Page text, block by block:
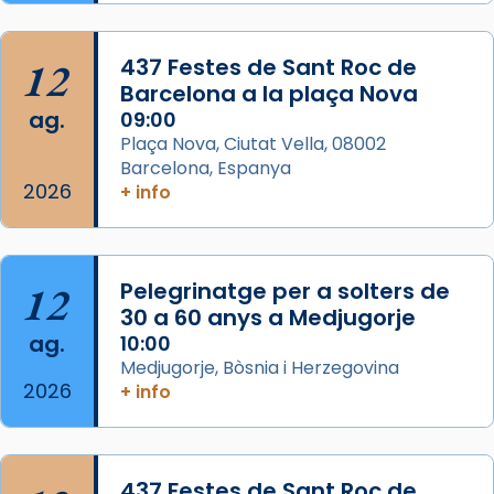
L’arquebisbe de Barcelona, el cardenal Joan
Josep Omella, ha presidit la missa i l’ha
concelebrat el bisbe auxiliar de Barcelona,
Mons. David Abadías.
📸 Dr. G. Simón
Photo
View on Facebook
2 weeks ago
Memòria de les santes Juliana i
Semproniana, verges i màrtirs.
Acompanyant la història de sant Cugat, a
partir de l’Edat Mitjana sorgeix la tradició
que les santes Juliana (“relatiu a Júlia”) i
Semproniana (“relatiu a Semprònia =
12
ag.
2026
437 Festes de Sant Roc de
Barcelona a la plaça Nova
09:00
Plaça Nova, Ciutat Vella, 08002
Barcelona, Espanya
+ info
12
ag.
2026
Pelegrinatge per a solters de
30 a 60 anys a Medjugorje
10:00
Medjugorje, Bòsnia i Herzegovina
+ info